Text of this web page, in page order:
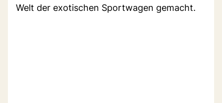
Welt der exotischen Sportwagen gemacht.